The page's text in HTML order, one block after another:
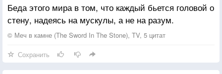
Беда этого мира в том, что каждый бьется головой о
стену, надеясь на мускулы, а не на разум.
© Меч в камне (The Sword In The Stone), TV, 5 цитат
Сохранить